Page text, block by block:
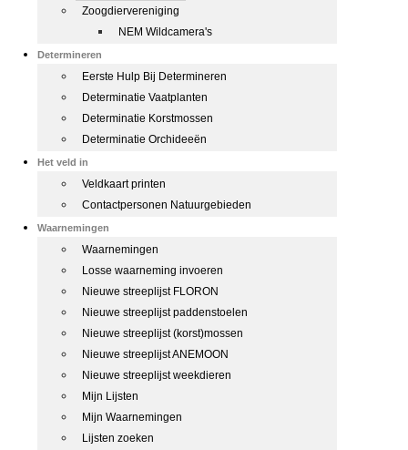
Zoogdiervereniging
NEM Wildcamera's
Determineren
Eerste Hulp Bij Determineren
Determinatie Vaatplanten
Determinatie Korstmossen
Determinatie Orchideeën
Het veld in
Veldkaart printen
Contactpersonen Natuurgebieden
Waarnemingen
Waarnemingen
Losse waarneming invoeren
Nieuwe streeplijst FLORON
Nieuwe streeplijst paddenstoelen
Nieuwe streeplijst (korst)mossen
Nieuwe streeplijst ANEMOON
Nieuwe streeplijst weekdieren
Mijn Lijsten
Mijn Waarnemingen
Lijsten zoeken